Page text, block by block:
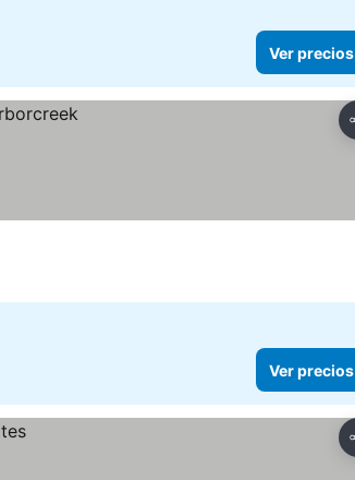
Ver precios
Ver precios